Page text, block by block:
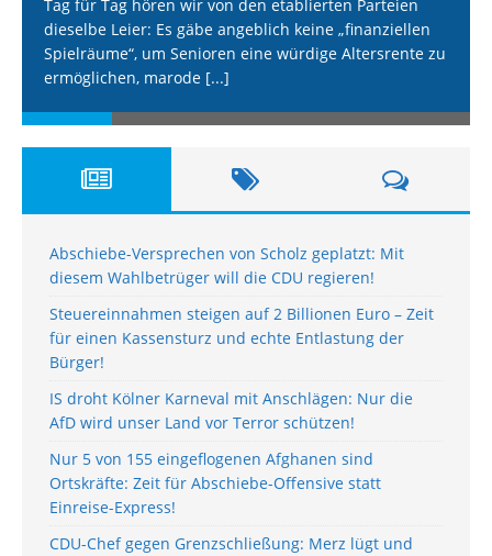
Tag für Tag hören wir von den etablierten Parteien
dieselbe Leier: Es gäbe angeblich keine „finanziellen
Spielräume“, um Senioren eine würdige Altersrente zu
ermöglichen, marode [...]
Abschiebe-Versprechen von Scholz geplatzt: Mit
diesem Wahlbetrüger will die CDU regieren!
Steuereinnahmen steigen auf 2 Billionen Euro – Zeit
für einen Kassensturz und echte Entlastung der
Bürger!
IS droht Kölner Karneval mit Anschlägen: Nur die
AfD wird unser Land vor Terror schützen!
Nur 5 von 155 eingeflogenen Afghanen sind
Ortskräfte: Zeit für Abschiebe-Offensive statt
Einreise-Express!
CDU-Chef gegen Grenzschließung: Merz lügt und